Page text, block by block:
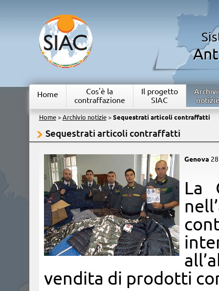
Home
Cos'è la
contraffazione
Il progetto
SIAC
Home> Archivio notizie> Sequestrati articoli contraffatti
Sequestrati articoli contraffatti
Genova
​La
vendita di prodotti